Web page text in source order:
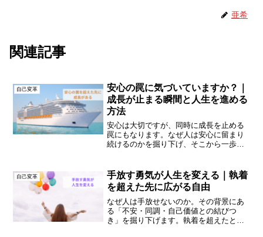
亜希
関連記事
自己変革
安心の罠に気づいていますか？｜
成長が止まる瞬間と人生を進める
方法
安心は大切ですが、同時に成長を止める
罠にもなります。なぜ人は安心に留まり
続けるのかを掘り下げ、そこから一歩外
自己変革
手放す勇気が人生を変える｜執着
を超えた先に広がる自由
なぜ人は手放せないのか。その背景にあ
る「不安・同調・自己価値との結びつ
き」を掘り下げます。執着を超えたとき